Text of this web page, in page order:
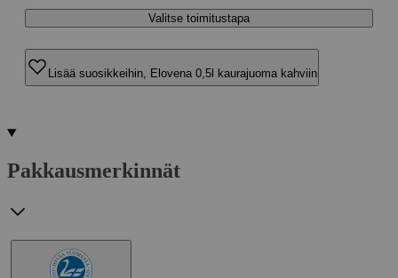
Valitse toimitustapa
Lisää suosikkeihin, Elovena 0,5l kaurajuoma kahviin
Pakkausmerkinnät